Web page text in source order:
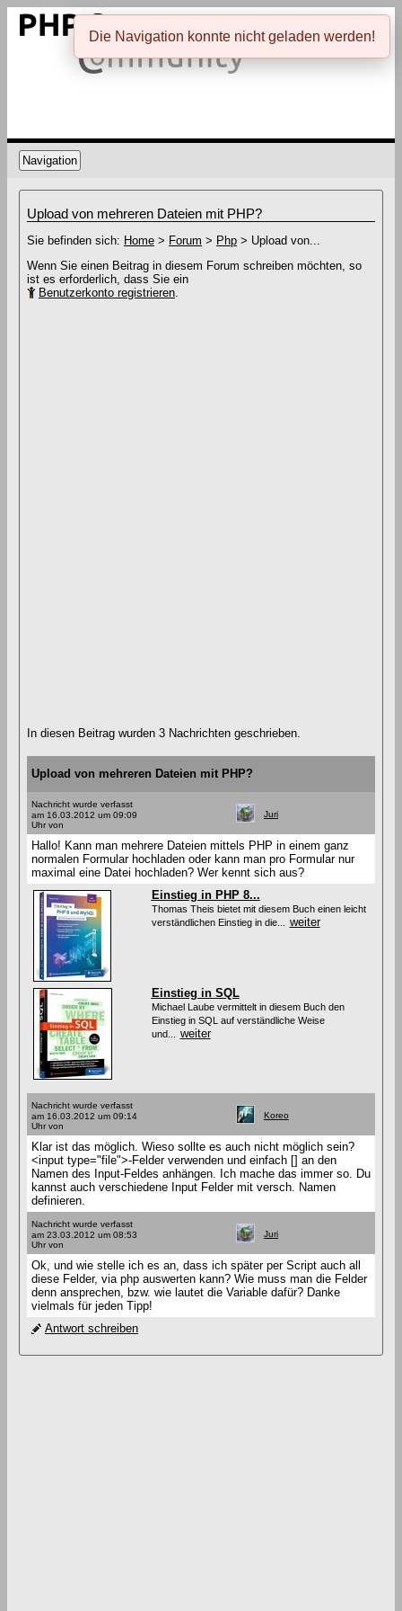
Navigation
Upload von mehreren Dateien mit PHP?
Sie befinden sich: Home > Forum > Php > Upload von...
Wenn Sie einen Beitrag in diesem Forum schreiben möchten, so
ist es erforderlich, dass Sie ein
Benutzerkonto registrieren.
In diesen Beitrag wurden 3 Nachrichten geschrieben.
Upload von mehreren Dateien mit PHP?
Nachricht wurde verfasst
am 16.03.2012 um 09:09
Uhr von
Juri
Hallo! Kann man mehrere Dateien mittels PHP in einem ganz
normalen Formular hochladen oder kann man pro Formular nur
maximal eine Datei hochladen? Wer kennt sich aus?
Einstieg in PHP 8...
Thomas Theis bietet mit diesem Buch einen leicht
verständlichen Einstieg in die... weiter
Einstieg in SQL
Michael Laube vermittelt in diesem Buch den
Einstieg in SQL auf verständliche Weise
und... weiter
Nachricht wurde verfasst
am 16.03.2012 um 09:14
Uhr von
Koreo
Klar ist das möglich. Wieso sollte es auch nicht möglich sein?
<input type="file">-Felder verwenden und einfach [] an den
Namen des Input-Feldes anhängen. Ich mache das immer so. Du
kannst auch verschiedene Input Felder mit versch. Namen
definieren.
Nachricht wurde verfasst
am 23.03.2012 um 08:53
Uhr von
Juri
Ok, und wie stelle ich es an, dass ich später per Script auch all
diese Felder, via php auswerten kann? Wie muss man die Felder
denn ansprechen, bzw. wie lautet die Variable dafür? Danke
vielmals für jeden Tipp!
Antwort schreiben
Die Navigation konnte nicht geladen werden!